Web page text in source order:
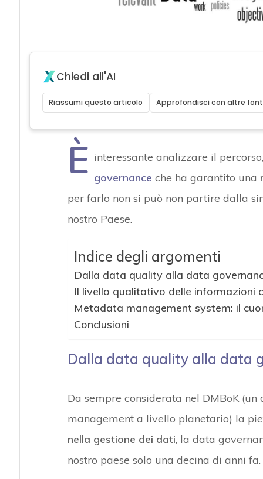
Chiedi all'AI
Riassumi questo articolo Approfondisci con altre
È interessante analizzare il
governance che ha garantito una
per farlo non si può non partire dalla
nostro Paese.
Indice degli argomenti
Dalla data quality alla data
Il livello qualitativo delle informazioni
Metadata management system: il
Conclusioni
Dalla data quality alla data
Da sempre considerata nel DMBoK
management a livello planetario) la
nella gestione dei dati, la data
nostro paese solo una decina di anni fa.